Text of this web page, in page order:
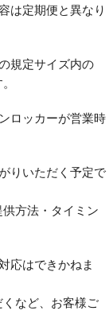
は定期便と異なり
規定サイズ内の
ロッカーが営業時
りいただく予定で
方法・タイミン
応はできかねま
など、お客様ご